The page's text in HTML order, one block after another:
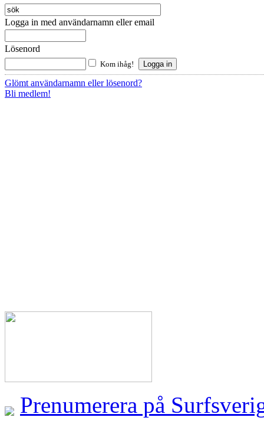
Logga in med användarnamn eller email
Lösenord
Kom ihåg!
Glömt användarnamn eller lösenord?
Bli medlem!
Prenumerera på